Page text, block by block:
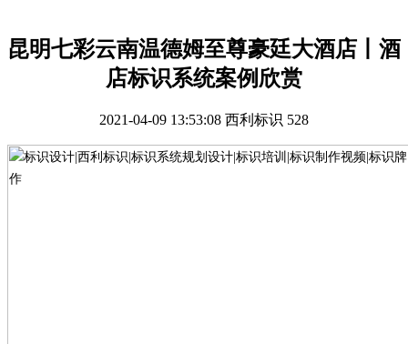
昆明七彩云南温德姆至尊豪廷大酒店丨酒
店标识系统案例欣赏
2021-04-09 13:53:08 西利标识 528